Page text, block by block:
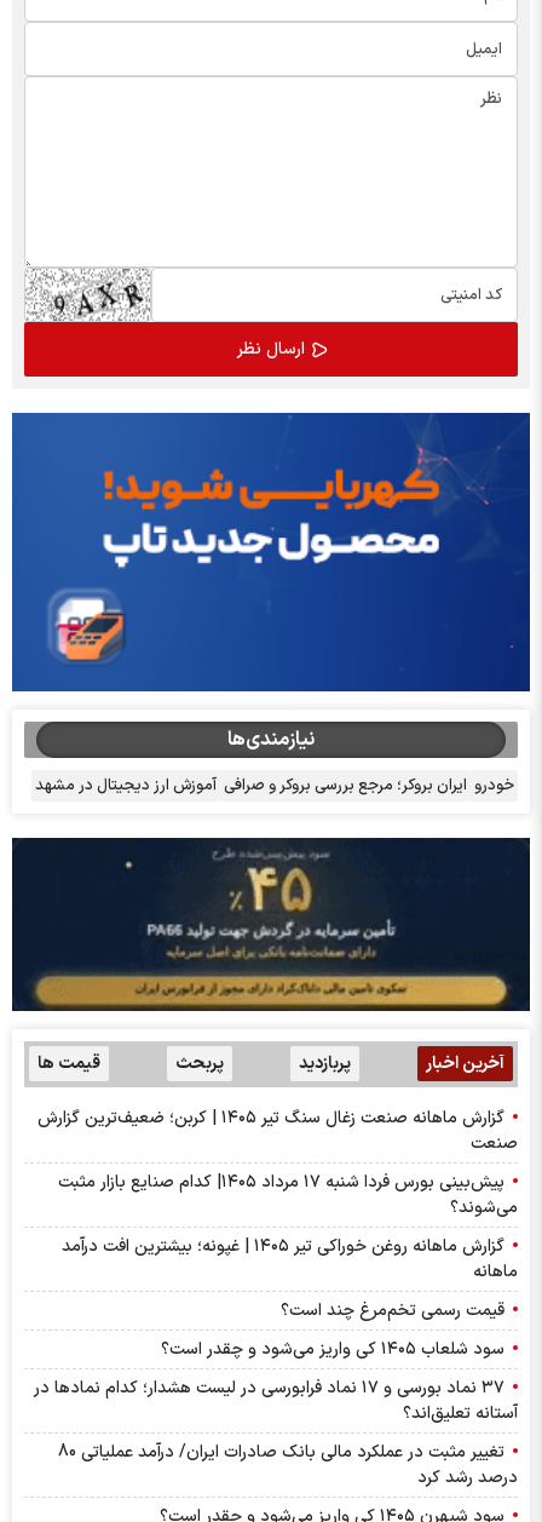
نیازمندی‌ها
خودرو ایران بروکر؛ مرجع بررسی بروکر و صرافی آموزش ارز دیجیتال در مشهد
آخرین اخبار پربازدید پربحث قیمت ها
گزارش ماهانه صنعت زغال سنگ تیر ۱۴۰۵ | کربن؛ ضعیف‌ترین گزارش
صنعت
پیش‌بینی بورس فردا شنبه ۱۷ مرداد ۱۴۰۵| کدام صنایع بازار مثبت
می‌شوند؟
گزارش ماهانه روغن خوراکی تیر ۱۴۰۵ | غپونه؛ بیشترین افت درآمد
ماهانه
قیمت رسمی تخم‌مرغ چند است؟
سود شلعاب ۱۴۰۵ کی واریز می‌شود و چقدر است؟
۳۷ نماد بورسی و ۱۷ نماد فرابورسی در لیست هشدار؛ کدام نماد‌ها در
آستانه تعلیق‌اند؟
تغییر مثبت در عملکرد مالی بانک صادرات ایران/ درآمد عملیاتی 80
درصد رشد کرد
سود شبهرن ۱۴۰۵ کی واریز می‌شود و چقدر است؟